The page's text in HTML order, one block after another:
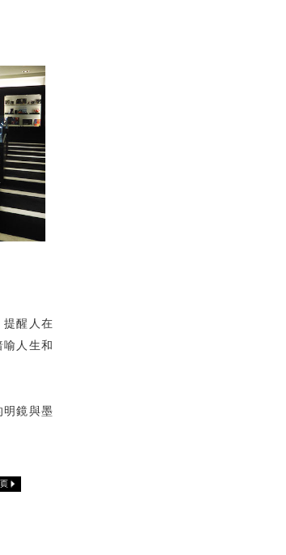
醒人在
人生和
鏡與墨